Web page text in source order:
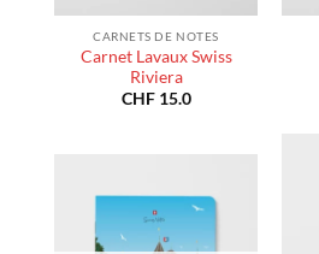
CARNETS DE NOTES
Carnet Lavaux Swiss
Riviera
CHF15.0